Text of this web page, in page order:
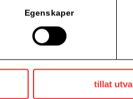
Egenskaper
tillat
9,Drammen,Norge
for å bli mer effektive og
som gir umiddelbare